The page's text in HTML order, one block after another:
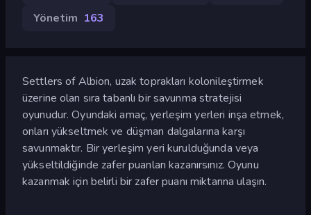
Yönetim 163
Settlers of Albion, uzak toprakları kolonileştirmek
üzerine olan sıra tabanlı bir savunma stratejisi
oyunudur. Oyundaki amaç, yerleşim yerleri inşa etmek,
onları yükseltmek ve düşman dalgalarına karşı
savunmaktır. Bir yerleşim yeri kurulduğunda veya
yükseltildiğinde zafer puanları kazanırsınız. Oyunu
kazanmak için belirli bir zafer puanı miktarına ulaşın.